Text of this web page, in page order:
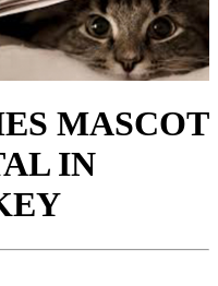
MASCOT
IN